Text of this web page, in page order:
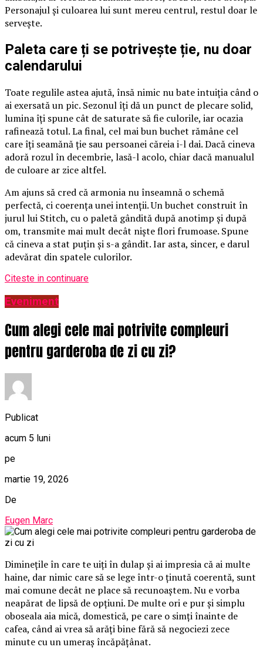
Personajul și culoarea lui sunt mereu centrul, restul doar le
servește.
Paleta care ți se potrivește ție, nu doar
calendarului
Toate regulile astea ajută, însă nimic nu bate intuiția când o
ai exersată un pic. Sezonul îți dă un punct de plecare solid,
lumina îți spune cât de saturate să fie culorile, iar ocazia
rafinează totul. La final, cel mai bun buchet rămâne cel
care îți seamănă ție sau persoanei căreia i-l dai. Dacă cineva
adoră rozul în decembrie, lasă-l acolo, chiar dacă manualul
de culoare ar zice altfel.
Am ajuns să cred că armonia nu înseamnă o schemă
perfectă, ci coerența unei intenții. Un buchet construit în
jurul lui Stitch, cu o paletă gândită după anotimp și după
om, transmite mai mult decât niște flori frumoase. Spune
că cineva a stat puțin și s-a gândit. Iar asta, sincer, e darul
adevărat din spatele culorilor.
Citeste in continuare
Eveniment
Cum alegi cele mai potrivite compleuri
pentru garderoba de zi cu zi?
Publicat
acum 5 luni
pe
martie 19, 2026
De
Eugen Marc
Diminețile în care te uiți în dulap și ai impresia că ai multe
haine, dar nimic care să se lege într-o ținută coerentă, sunt
mai comune decât ne place să recunoaștem. Nu e vorba
neapărat de lipsă de opțiuni. De multe ori e pur și simplu
oboseala aia mică, domestică, pe care o simți înainte de
cafea, când ai vrea să arăți bine fără să negociezi zece
minute cu un umeraș încăpățânat.